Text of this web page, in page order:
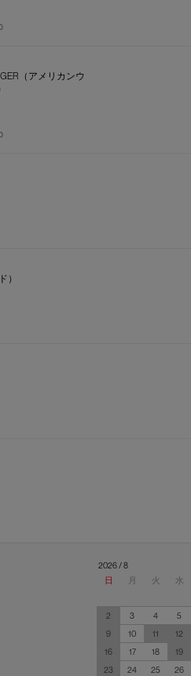
（アメリカンウ
）
2026 / 8
日
月 火 水
2
3 4 5
9
10 11 12
16
17 18 19
23
24 25 26